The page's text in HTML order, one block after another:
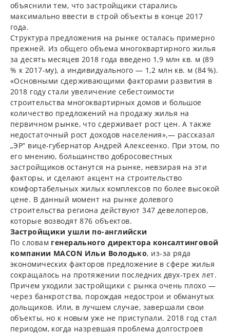
объяснили тем, что застройщики старались
максимально ввести в строй объекты в конце 2017
года.
Структура предложения на рынке осталась примерно
прежней. Из общего объема многоквартирного жилья
за десять месяцев 2018 года введено 1,9 млн кв. м (89
% к 2017-му), а индивидуального — 1,2 млн кв. м (84 %).
«Основными сдерживающими факторами развития в
2018 году стали увеличение себестоимости
строительства многоквартирных домов и большое
количество предложений на продажу жилья на
первичном рынке, что сдерживает рост цен. А также
недостаточный рост доходов населения»,— рассказал
„ЭР” вице-губернатор Андрей Алексеенко. При этом, по
его мнению, большинство добросовестных
застройщиков останутся на рынке, невзирая на эти
факторы, и сделают акцент на строительство
комфортабельных жилых комплексов по более высокой
цене. В данный момент на рынке долевого
строительства региона действуют 347 девелоперов,
которые возводят 876 объектов.
Застройщики ушли по-английски
По словам генерального директора консалтинговой
компании MACON Ильи Володько, из-за ряда
экономических факторов предложение в сфере жилья
сокращалось на протяжении последних двух-трех лет.
Причем уходили застройщики с рынка очень плохо —
через банкротства, порождая недострои и обманутых
дольщиков. Или, в лучшем случае, завершали свои
объекты, но к новым уже не приступали. 2018 год стал
периодом, когда назревшая проблема долгостроев